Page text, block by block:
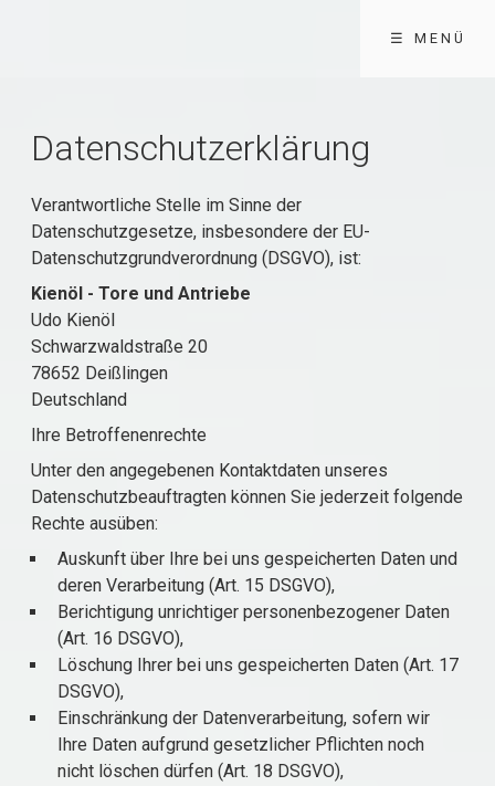
☰ MENÜ
Datenschutzerklärung
Verantwortliche Stelle im Sinne der
Datenschutzgesetze, insbesondere der EU-
Datenschutzgrundverordnung (DSGVO), ist:
Kienöl - Tore und Antriebe
Udo Kienöl
Schwarzwaldstraße 20
78652 Deißlingen
Deutschland
Ihre Betroffenenrechte
Unter den angegebenen Kontaktdaten unseres
Datenschutzbeauftragten können Sie jederzeit folgende
Rechte ausüben:
Auskunft über Ihre bei uns gespeicherten Daten und
deren Verarbeitung (Art. 15 DSGVO),
Berichtigung unrichtiger personenbezogener Daten
(Art. 16 DSGVO),
Löschung Ihrer bei uns gespeicherten Daten (Art. 17
DSGVO),
Einschränkung der Datenverarbeitung, sofern wir
Ihre Daten aufgrund gesetzlicher Pflichten noch
nicht löschen dürfen (Art. 18 DSGVO),